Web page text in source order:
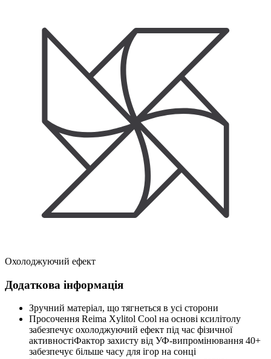
Охолоджуючий ефект
Додаткова інформація
Зручний матеріал, що тягнеться в усі сторони
Просочення Reima Xylitol Cool на основі ксилітолу
забезпечує охолоджуючий ефект під час фізичної
активностіФактор захисту від УФ-випромінювання 40+
забезпечує більше часу для ігор на сонці